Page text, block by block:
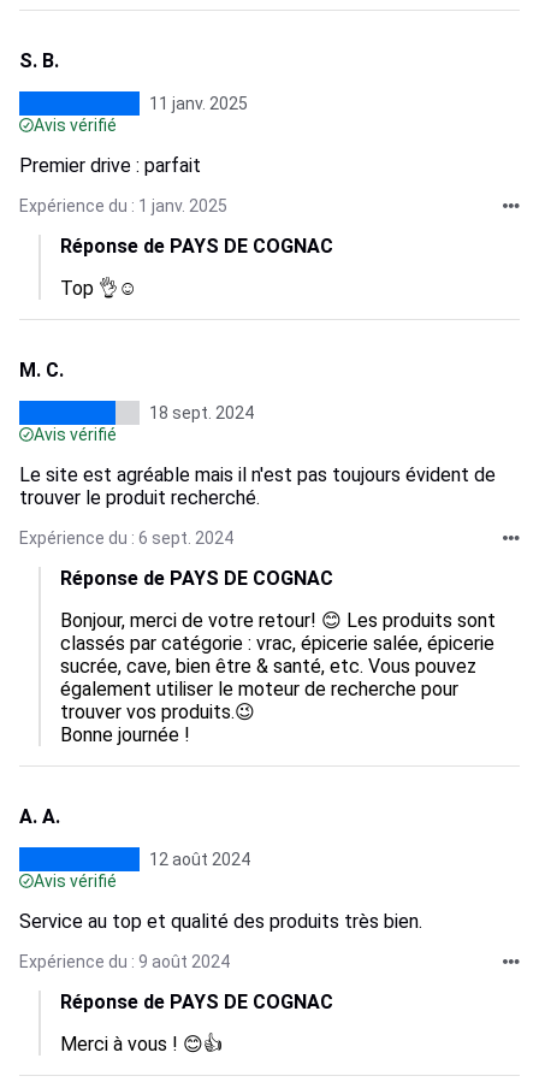
S. B.
11 janv. 2025
Avis vérifié
Premier drive : parfait
Expérience du : 1 janv. 2025
Réponse de PAYS DE COGNAC
Top 👌☺️
M. C.
18 sept. 2024
Avis vérifié
Le site est agréable mais il n'est pas toujours évident de
trouver le produit recherché.
Expérience du : 6 sept. 2024
Réponse de PAYS DE COGNAC
Bonjour, merci de votre retour! 😊 Les produits sont
classés par catégorie : vrac, épicerie salée, épicerie
sucrée, cave, bien être & santé, etc. Vous pouvez
également utiliser le moteur de recherche pour
trouver vos produits.😉
Bonne journée !
A. A.
12 août 2024
Avis vérifié
Service au top et qualité des produits très bien.
Expérience du : 9 août 2024
Réponse de PAYS DE COGNAC
Merci à vous ! 😊👍